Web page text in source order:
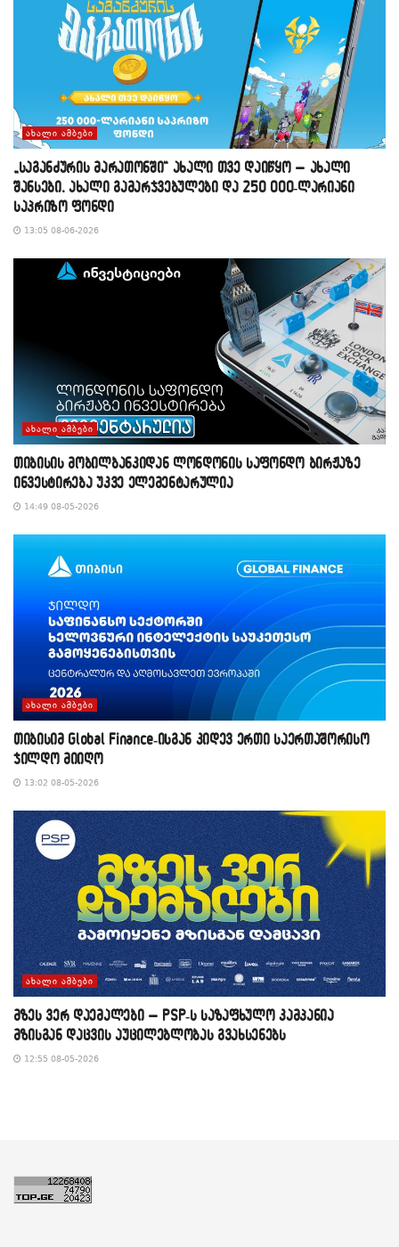
ᲐᲮᲐᲚᲘ ᲐᲛᲑᲔᲑᲘ
„საგანძურის მარათონში“ ახალი თვე დაიწყო – ახალი
შანსები, ახალი გამარჯვებულები და 250 000-ლარიანი
საპრიზო ფონდი
13:05 08-06-2026
ᲐᲮᲐᲚᲘ ᲐᲛᲑᲔᲑᲘ
თიბისის მობილბანკიდან ლონდონის საფონდო ბირჟაზე
ინვესტირება უკვე ელემენტარულია
14:49 08-05-2026
ᲐᲮᲐᲚᲘ ᲐᲛᲑᲔᲑᲘ
თიბისიმ Global Finance-ისგან კიდევ ერთი საერთაშორისო
ჯილდო მიიღო
13:02 08-05-2026
ᲐᲮᲐᲚᲘ ᲐᲛᲑᲔᲑᲘ
მზეს ვერ დაემალები – PSP-ს საზაფხულო კამპანია
მზისგან დაცვის აუცილებლობას გვახსენებს
12:55 08-05-2026